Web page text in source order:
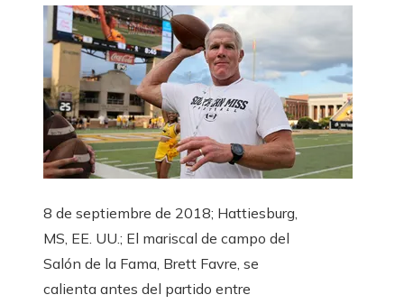
8 de septiembre de 2018; Hattiesburg,
MS, EE. UU.; El mariscal de campo del
Salón de la Fama, Brett Favre, se
calienta antes del partido entre